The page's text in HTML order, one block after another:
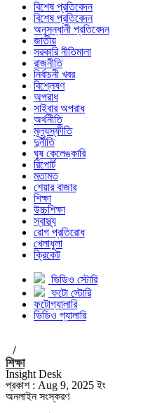
বিশেষ প্রতিবেদন
বিশেষ প্রতিবেদন
অনুসন্ধানী প্রতিবেদন
জাতীয়
সরকারি নীতিমালা
রাজনীতি
নির্বাচনী খবর
বিশ্লেষণ
অপরাধ
সাইবার অপরাধ
অর্থনীতি
মূল্যস্ফীতি
দুর্নীতি
ঘুষ কেলেঙ্কারি
রিপোর্ট
মতামত
শেয়ার বাজার
শিক্ষা
উচ্চশিক্ষা
স্বাস্থ্য
রোগ প্রতিরোধ
খেলাধুলা
ক্রিকেট
ভিডিও স্টোরি
ফটো স্টোরি
ফটোগ্যালারি
ভিডিও গ্যালারি
/
শিক্ষা
Insight Desk
প্রকাশ : Aug 9, 2025 ইং
অনলাইন সংস্করণ